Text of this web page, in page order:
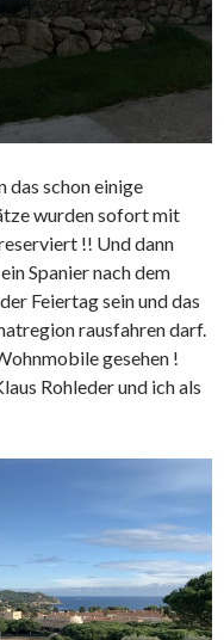
das schon einige
wurden sofort mit
!! Und dann
Spanier nach dem
Feiertag sein und das
rausfahren darf.
gesehen !
Rohleder und ich als